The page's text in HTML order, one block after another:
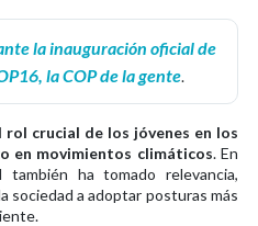
la inauguración oficial de
la COP de la gente.
crucial de los jóvenes en los
en movimientos climáticos. En
también ha tomado relevancia,
sociedad a adoptar posturas más